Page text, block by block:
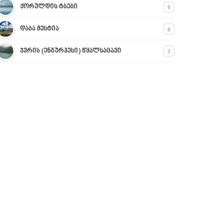
ქორულდის ტბები 5
დაბა მესტია 6
ჯვრის (ენგურჰესი) წყალსაცავი 7